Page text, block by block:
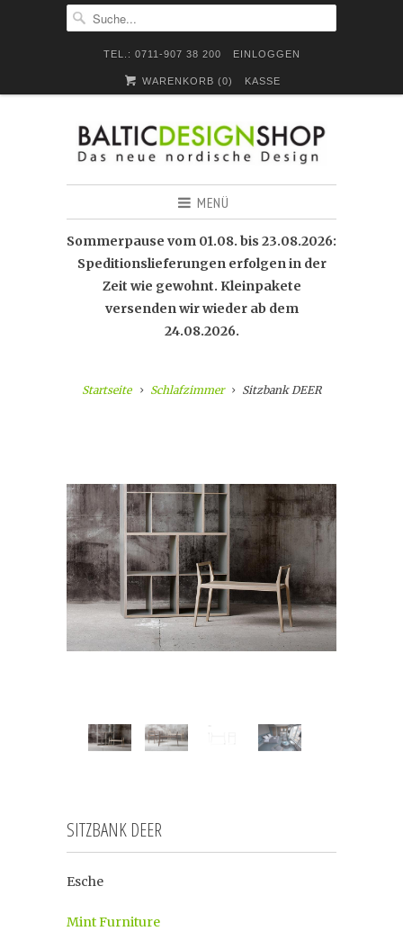
TEL.: 0711-907 38 200 EINLOGGEN
WARENKORB (0) KASSE
MENÜ
Sommerpause vom 01.08. bis 23.08.2026:
Speditionslieferungen erfolgen in der
Zeit wie gewohnt. Kleinpakete
versenden wir wieder ab dem
24.08.2026.
Startseite Schlafzimmer Sitzbank DEER
SITZBANK DEER
Esche
Mint Furniture